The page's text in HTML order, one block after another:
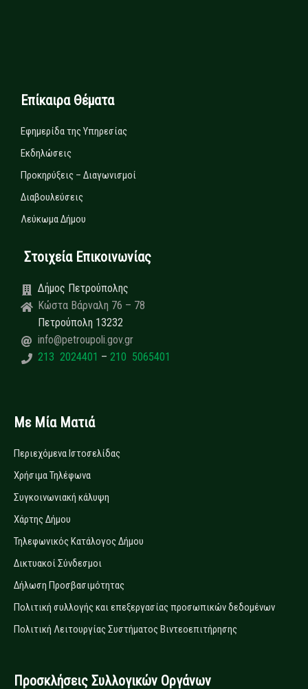
Επίκαιρα Θέματα
Εφημερίδα της Υπηρεσίας
Εκδηλώσεις
Προκηρύξεις – Διαγωνισμοί
Διαβουλεύσεις
Λεύκωμα Δήμου
Στοιχεία Επικοινωνίας
Δήμος Πετρούπολης
Κώστα Βάρναλη 76 – 78
Πετρούπολη 13232
info@petroupoli.gov.gr
213 2024401 – 210 5065401
Με Μία Ματιά
Περιεχόμενα Ιστοσελίδας
Χρήσιμα Τηλέφωνα
Συγκοινωνιακή κάλυψη
Χάρτης Δήμου
Τηλεφωνικός Κατάλογος Δήμου
Δικτυακοί Σύνδεσμοι
Δήλωση Προσβασιμότητας
Πολιτική συλλογής και επεξεργασίας προσωπικών δεδομένων
Πολιτική Λειτουργίας Συστήματος Βιντεοεπιτήρησης
Προσκλήσεις Συλλογικών Οργάνων